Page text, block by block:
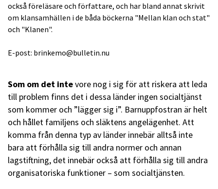
också föreläsare och författare, och har bland annat skrivit
om klansamhällen i de båda böckerna "Mellan klan och stat"
och "Klanen".
E-post: brinkemo@bulletin.nu
Som om det intevore nog i sig för att riskera att leda
till problem finns det i dessa länder ingen socialtjänst
som kommer och ”lägger sig i”. Barnuppfostran är helt
och hållet familjens och släktens angelägenhet. Att
komma från denna typ av länder innebär alltså inte
bara att förhålla sig till andra normer och annan
lagstiftning, det innebär också att förhålla sig till andra
organisatoriska funktioner – som socialtjänsten.